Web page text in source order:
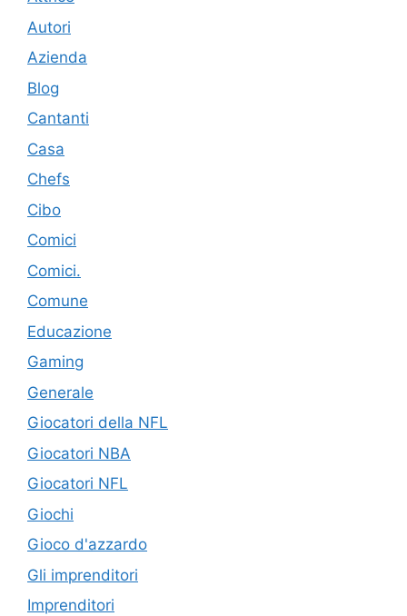
Autori
Azienda
Blog
Cantanti
Casa
Chefs
Cibo
Comici
Comici.
Comune
Educazione
Gaming
Generale
Giocatori della NFL
Giocatori NBA
Giocatori NFL
Giochi
Gioco d'azzardo
Gli imprenditori
Imprenditori